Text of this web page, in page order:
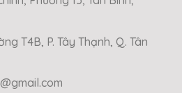
T4B, P. Tây Thạnh, Q. Tân